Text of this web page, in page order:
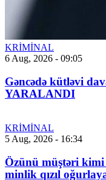
KRİMİNAL
6 Aug, 2026 - 09:05
Gəncədə kütləvi
YARALANDI
KRİMİNAL
5 Aug, 2026 - 16:34
Özünü müştəri kimi
minlik qızıl